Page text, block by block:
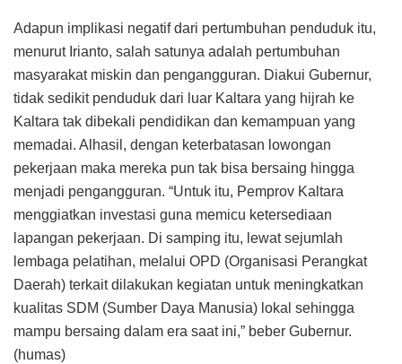
Adapun implikasi negatif dari pertumbuhan penduduk itu,
menurut Irianto, salah satunya adalah pertumbuhan
masyarakat miskin dan pengangguran. Diakui Gubernur,
tidak sedikit penduduk dari luar Kaltara yang hijrah ke
Kaltara tak dibekali pendidikan dan kemampuan yang
memadai. Alhasil, dengan keterbatasan lowongan
pekerjaan maka mereka pun tak bisa bersaing hingga
menjadi pengangguran. “Untuk itu, Pemprov Kaltara
menggiatkan investasi guna memicu ketersediaan
lapangan pekerjaan. Di samping itu, lewat sejumlah
lembaga pelatihan, melalui OPD (Organisasi Perangkat
Daerah) terkait dilakukan kegiatan untuk meningkatkan
kualitas SDM (Sumber Daya Manusia) lokal sehingga
mampu bersaing dalam era saat ini,” beber Gubernur.
(humas)